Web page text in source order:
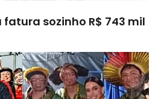
sozinho R$ 743 mil